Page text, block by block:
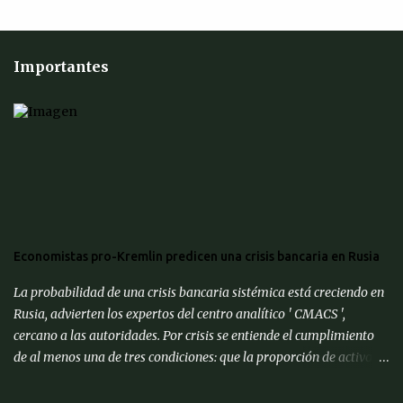
Importantes
Economistas pro-Kremlin predicen una crisis bancaria en Rusia
La probabilidad de una crisis bancaria sistémica está creciendo en
Rusia, advierten los expertos del centro analítico ' CMACS ',
cercano a las autoridades. Por crisis se entiende el cumplimiento
de al menos una de tres condiciones: que la proporción de activos